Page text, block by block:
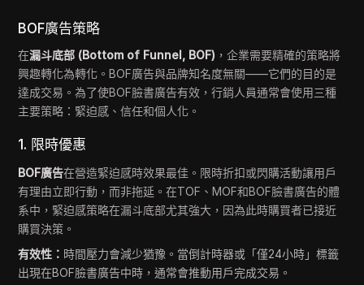
BOF廣告策略
在漏斗底部 (Bottom of Funnel, BOF) ，企業需要精確的策略將
興趣轉化為轉化。BOF廣告與品牌知名度無關——它們的目的是
達成交易。為了使BOF臉書廣告有效，行銷人員通常會使用三種
主要策略：緊迫感、信任和個人化。
1. 限時優惠
BOF廣告在營造緊迫感時效果最佳。限時折扣或閃購活動讓用戶
有理由立即行動，而非拖延。在TOF、MOF和BOF臉書廣告的體
系中，緊迫感策略在漏斗底部尤其強大，因為此時購買者已接近
購買決策。
有效性： 時間壓力會減少猶豫。當倒計時器或「僅24小時」標籤
出現在BOF臉書廣告中時，通常會推動用戶完成交易。